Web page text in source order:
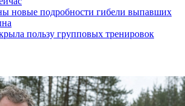
новые подробности гибели выпавших
пользу групповых тренировок